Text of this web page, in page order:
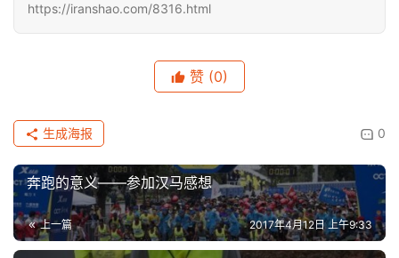
https://iranshao.com/8316.html
赞 (0)
0
生成海报
奔跑的意义——参加汉马感想
上一篇 2017年4月12日 上午9:33